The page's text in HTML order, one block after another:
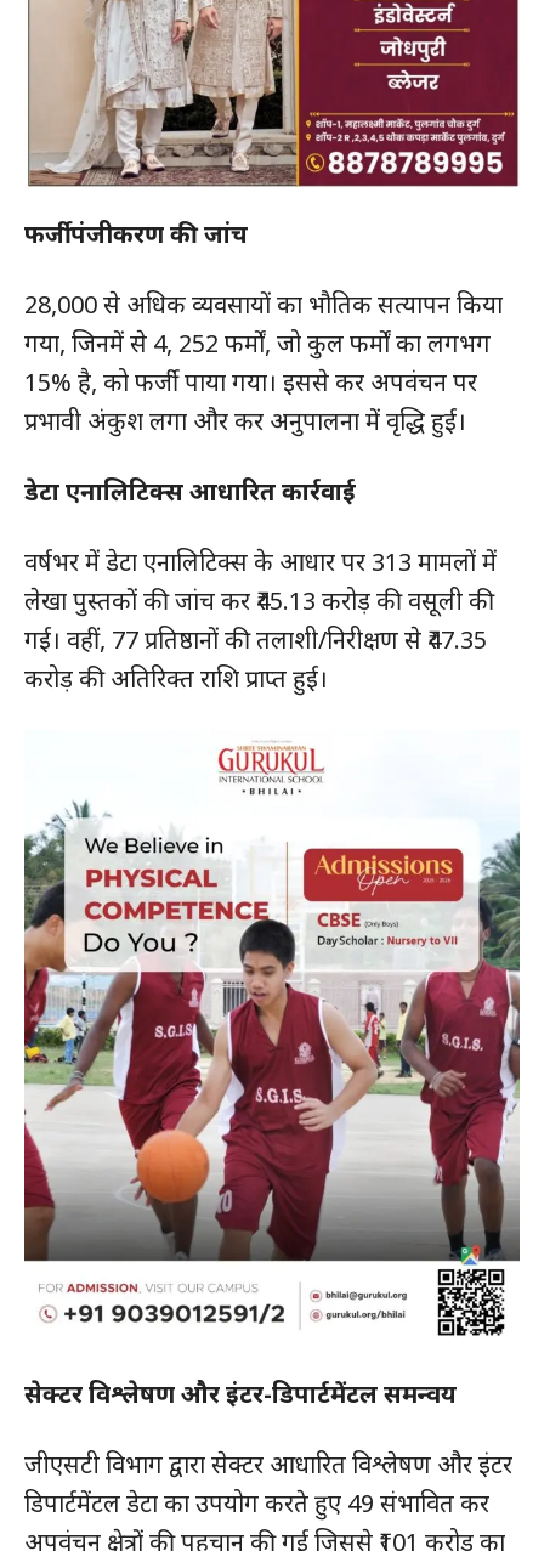
फर्जी पंजीकरण की जांच
28,000 से अधिक व्यवसायों का भौतिक सत्यापन किया
गया, जिनमें से 4, 252 फर्मों, जो कुल फर्मों का लगभग
15% है, को फर्जी पाया गया। इससे कर अपवंचन पर
प्रभावी अंकुश लगा और कर अनुपालना में वृद्धि हुई।
डेटा एनालिटिक्स आधारित कार्रवाई
वर्षभर में डेटा एनालिटिक्स के आधार पर 313 मामलों में
लेखा पुस्तकों की जांच कर ₹45.13 करोड़ की वसूली की
गई। वहीं, 77 प्रतिष्ठानों की तलाशी/निरीक्षण से ₹47.35
करोड़ की अतिरिक्त राशि प्राप्त हुई।
सेक्टर विश्लेषण और इंटर-डिपार्टमेंटल समन्वय
जीएसटी विभाग द्वारा सेक्टर आधारित विश्लेषण और इंटर
डिपार्टमेंटल डेटा का उपयोग करते हुए 49 संभावित कर
अपवंचन क्षेत्रों की पहचान की गई जिससे ₹101 करोड़ का